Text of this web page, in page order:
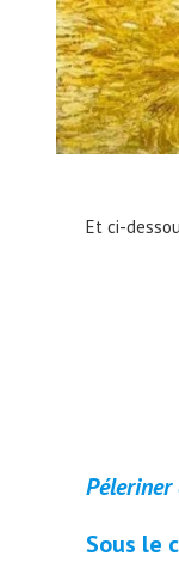
Et ci-
Péleriner
Sous le